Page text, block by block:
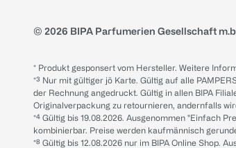
© 2026 BIPA Parfumerien Gesellschaft
* Produkt gesponsert vom Hersteller. Weitere
*³ Nur mit gültiger jö Karte. Gültig auf alle
der Rechnung angedruckt. Gültig in allen BIPA
Originalverpackung zu retournieren, andernfalls
*⁴ Gültig bis 19.08.2026. Ausgenommen "Einfach
kombinierbar. Preise werden kaufmännisch
*⁸ Gültig bis 12.08.2026 nur im BIPA Online Shop.